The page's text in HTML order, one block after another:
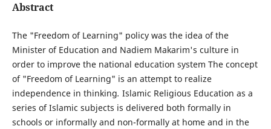
Abstract
The "Freedom of Learning" policy was the idea of ​​the
Minister of Education and Nadiem Makarim's culture in
order to improve the national education system The concept
of "Freedom of Learning" is an attempt to realize
independence in thinking. Islamic Religious Education as a
series of Islamic subjects is delivered both formally in
schools or informally and non-formally at home and in the